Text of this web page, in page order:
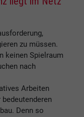
zu müssen.
keinen Spielraum
nach
Arbeiten
Denn so